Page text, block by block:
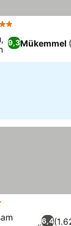
9,3Mükemmel
6,4